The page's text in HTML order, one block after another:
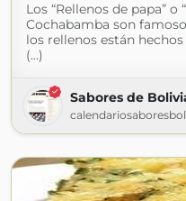
Los “Rellenos de papa” o
Cochabamba son
los rellenos están
(...)
Sabores de